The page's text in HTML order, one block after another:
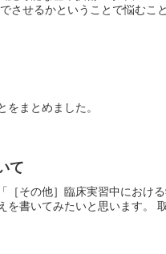
させるかということで悩むこ
まとめました。
て
その他］臨床実習中におけ
を書いてみたいと思います。